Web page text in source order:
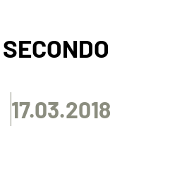
17.03.2018